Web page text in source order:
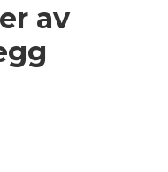
av